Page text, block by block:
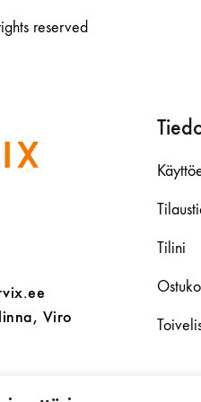
reserved
Viro
Tilini